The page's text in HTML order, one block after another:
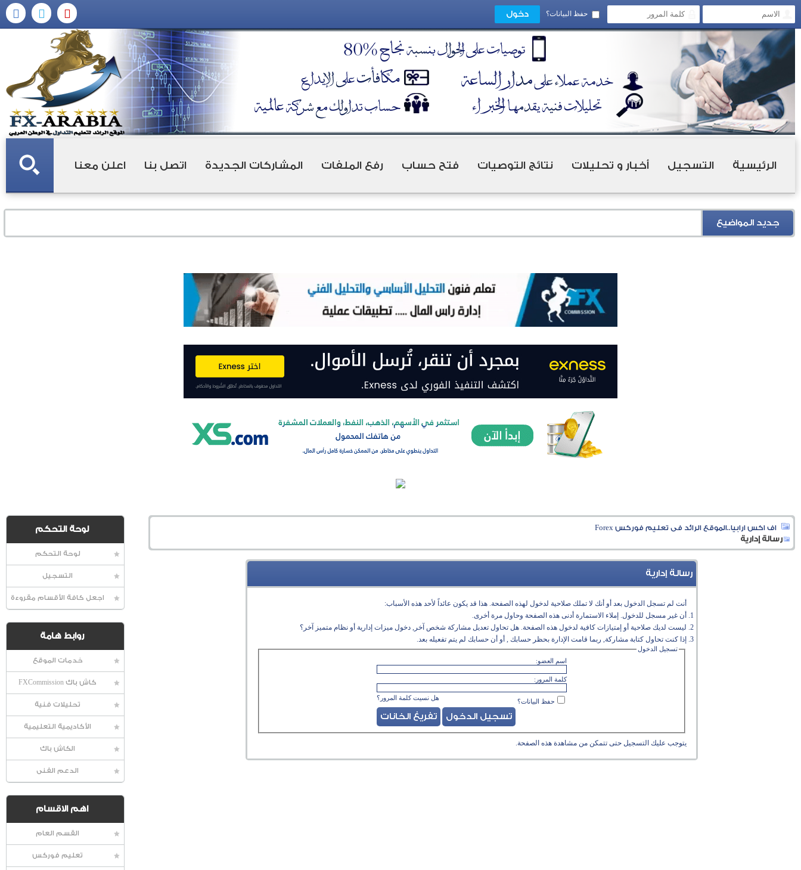
حفظ البيانات؟
الرئيسية التسجيل أخبار و تحليلات نتائج التوصيات فتح حساب رفع الملفات المشاركات الجديدة اتصل بنا اعلن معنا
جديد المواضيع
لوحة التحكم
لوحة التحكم
التسجيل
اجعل كافة الأقسام مقروءة
روابط هامة
خدمات الموقع
كاش باك FXCommission
تحليلات فنية
الأكاديمية التعليمية
الكاش باك
الدعم الفنى
اهم الاقسام
القسم العام
تعليم فوركس
اف اكس ارابيا..الموقع الرائد فى تعليم فوركس Forex
رسالة إدارية
رسالة إدارية
أنت لم تسجل الدخول بعد أو أنك لا تملك صلاحية لدخول لهذه الصفحة. هذا قد يكون عائداً لأحد هذه الأسباب:
أن غير مسجل للدخول. إملاء الاستمارة أدنى هذه الصفحة وحاول مرة أخرى.
ليست لديك صلاحية أو إمتيازات كافية لدخول هذه الصفحة. هل تحاول تعديل مشاركة شخص آخر, دخول ميزات إدارية أو نظام متميز آخر؟
إذا كنت تحاول كتابة مشاركة, ربما قامت الإدارة بحظر حسابك , أو أن حسابك لم يتم تفعيله بعد.
تسجيل الدخول
اسم العضو:
كلمة المرور:
هل نسيت كلمة المرور؟ حفظ البيانات؟
يتوجب عليكالتسجيل حتى تتمكن من مشاهدة هذه الصفحة.